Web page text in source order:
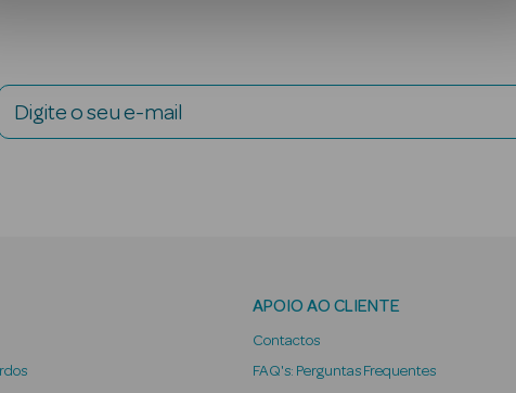
Digite o seu e-mail
APOIO AO CLIENTE
Contactos
FAQ's: Perguntas Frequentes